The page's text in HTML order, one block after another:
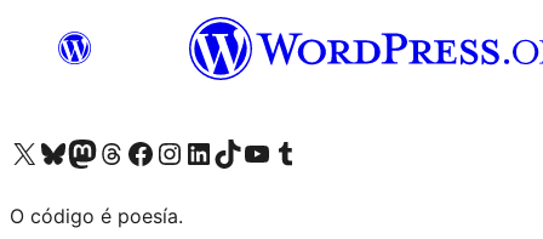
Visita la cuenta de X (anteriormente Twitter)
Visita a nosa conta de Bluesky
Visita a nosa conta de Mastodon
Visita a nosa conta de Threads
Visita a nosa páxina de Facebook
Visita a nosa conta de Instagram
Visita a nosa conta de LinkedIn
Visita a nosa conta de TikTok
Visita a nosa canle de YouTube
Visita a nosa conta de Tumblr
O código é poesía.